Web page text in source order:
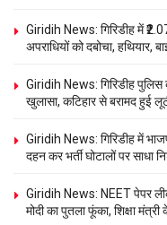
Giridih News: गिरिडीह में
अपराधियों को दबोचा, हथियार,
Giridih News: गिरिडीह पुलिस
खुलासा, कटिहार से बरामद हुई
Giridih News: गिरिडीह में
दहन कर भर्ती घोटालों पर साधा
Giridih News: NEET पेपर
मोदी का पुतला फूंका, शिक्षा